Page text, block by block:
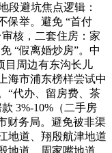
段避坑焦点逻辑：
保举。避免 “首付
核，二套住房：家
“假离婚炒房”。中
目周边有东沟长儿
海市浦东榜样尝试中
“代办、留房费、茶
3%-10%（二手房
财务局。避免被非渠
地道、翔殷航津地道